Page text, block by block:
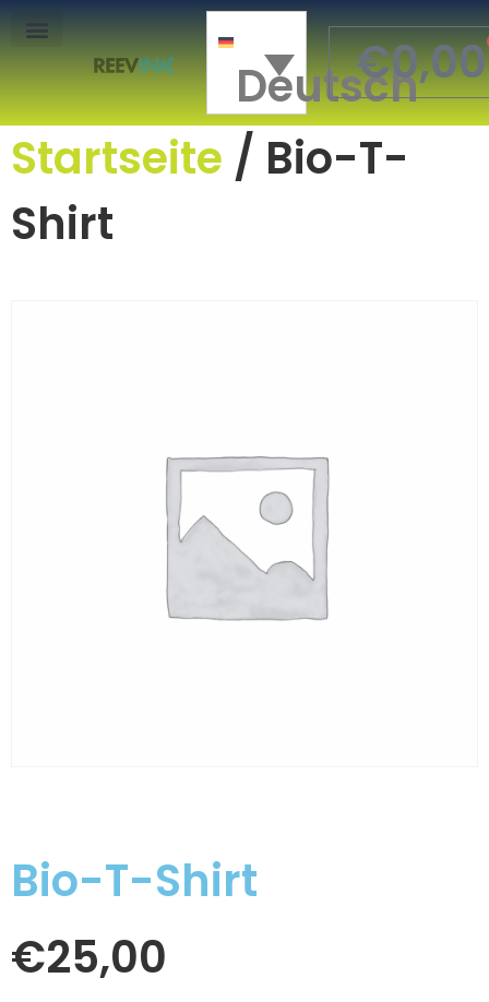
Deutsch
€0,00
Startseite / Bio-T-
Shirt
Bio-T-Shirt
€25,00